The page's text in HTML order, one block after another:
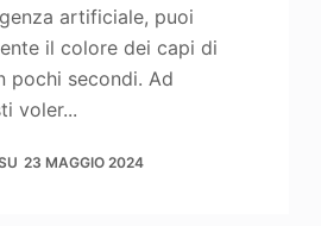
artificiale, puoi
il colore dei capi di
pochi secondi. Ad
voler...
23 MAGGIO 2024